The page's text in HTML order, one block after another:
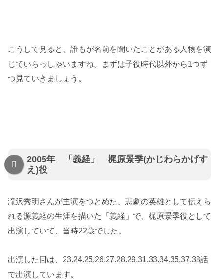
こうして見ると、誰もが名前を聞いたことがある人物を演
じていらっしゃいますね。まずは子役時代以外から1つず
つ見ていきましょう。
2005年 「義経」 梶原景季(かじわらかげす
え)役
滝沢秀明さんが主演をつとめた、悲劇の英雄として伝えら
れる源義経の生涯を描いた「義経」で、梶原景季役として
出演していて、当時22歳でした。
出演した回は、23.24.25.26.27.28.29.31.33.34.35.37.38話
で出演しています。